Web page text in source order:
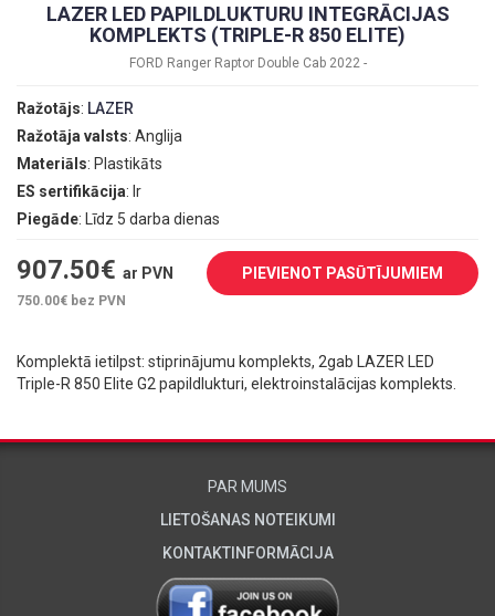
LAZER LED PAPILDLUKTURU INTEGRĀCIJAS
KOMPLEKTS (TRIPLE-R 850 ELITE)
FORD Ranger Raptor Double Cab 2022 -
Ražotājs: LAZER
Ražotāja valsts: Anglija
Materiāls: Plastikāts
ES sertifikācija: Ir
Piegāde: Līdz 5 darba dienas
907.50€ ar PVN
750.00€ bez PVN
PIEVIENOT PASŪTĪJUMIEM
Komplektā ietilpst: stiprinājumu komplekts, 2gab LAZER LED
Triple-R 850 Elite G2 papildlukturi, elektroinstalācijas komplekts.
PAR MUMS
LIETOŠANAS NOTEIKUMI
KONTAKTINFORMĀCIJA